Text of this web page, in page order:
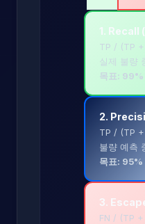
1. Recall
TP / (TP +
실제 불량
목표: 99%
2.
TP / (TP +
불량 예측
목표: 95%
3.
FN / (TP +